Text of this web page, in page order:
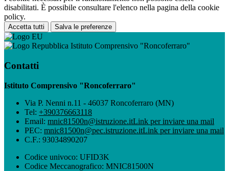
disabilitati. È possibile consultare l'elenco nella pagina della cookie
policy.
Accetta tutti Salva le preferenze
Istituto Comprensivo "Roncoferraro"
Contatti
Istituto Comprensivo "Roncoferraro"
Via P. Nenni n.11 - 46037 Roncoferraro (MN)
Tel: +390376663118
Email: mnic81500n@istruzione.itLink per inviare una mail
PEC: mnic81500n@pec.istruzione.itLink per inviare una mail
C.F.: 93034890207
Codice univoco: UFID3K
Codice Meccanografico: MNIC81500N